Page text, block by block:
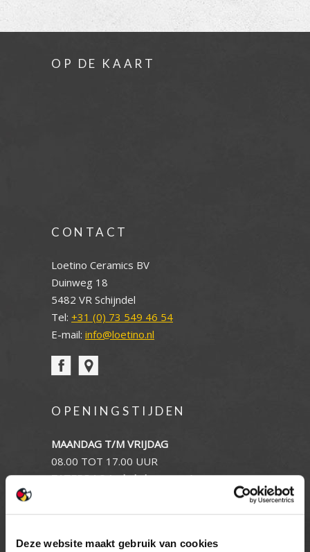
Deze website maakt gebruik van cookies
OP DE KAART
CONTACT
Loetino Ceramics BV
Duinweg 18
5482 VR Schijndel
Tel: +31 (0) 73 549 46 54
E-mail: info@loetino.nl
OPENINGSTIJDEN
MAANDAG T/M VRIJDAG
08.00 TOT 17.00 UUR
ZATERDAG (enkel showroom)
ZONDAG